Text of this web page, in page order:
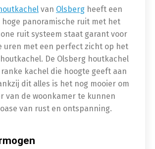
van Olsberg heeft een
hoge panoramische ruit met het
ruit systeem staat garant voor
uren met een perfect zicht op het
De Olsberg houtkachel
kachel die hoogte geeft aan
dit alles is het nog mooier om
van de woonkamer te kunnen
van rust en ontspanning.